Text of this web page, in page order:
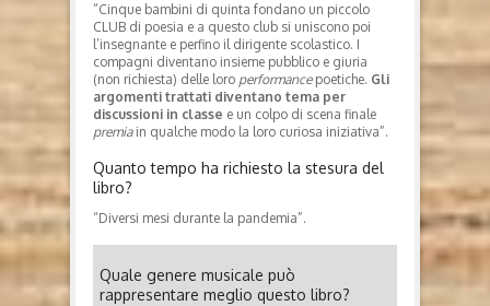
“Cinque bambini di quinta fondano un piccolo
CLUB di poesia e a questo club si uniscono poi
l’insegnante e perfino il dirigente scolastico. I
compagni diventano insieme pubblico e giuria
(non richiesta) delle loro performancepoetiche. Gli
argomenti trattati diventano tema per
discussioni in classe e un colpo di scena finale
premiain qualche modo la loro curiosa iniziativa”.
Quanto tempo ha richiesto la stesura del
libro?
“Diversi mesi durante la pandemia”.
Quale genere musicale può
rappresentare meglio questo libro?